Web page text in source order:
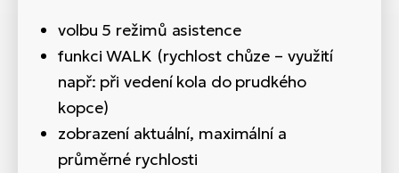
volbu 5 režimů asistence
funkci WALK (rychlost chůze – využití
např: při vedení kola do prudkého
kopce)
zobrazení aktuální, maximální a
průměrné rychlosti